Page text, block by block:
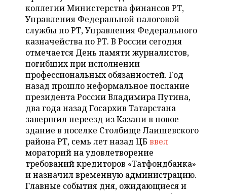
ВОЛЕЙБОЛ
КИБЕРСПОРТ
ФИГУРНОЕ КАТАНИЕ
ВОДНЫЕ ВИДЫ СПОРТА
ХОККЕЙ С МЯЧОМ
ИСТОРИЯ
КУЛЬТУРА
МЕДИЦИНА
ОБРАЗОВАНИЕ
ПРОИСШЕСТВИЯ
СПИСОК ПЕРСОН
СПИСОК КОМПАНИЙ
ПОЛНАЯ ВЕРСИЯ
коллегии Министерства финансов РТ,
Управления Федеральной налоговой
службы по РТ, Управления Федерального
казначейства по РТ. В России сегодня
отмечается День памяти журналистов,
погибших при исполнении
профессиональных обязанностей. Год
назад прошло неформальное послание
президента России Владимира Путина,
два года назад Госархив Татарстана
завершил переезд из Казани в новое
здание в поселке Столбище Лаишевского
района РТ, семь лет назад ЦБ ввел
мораторий на удовлетворение
требований кредиторов «Татфондбанка»
и назначил временную администрацию.
Главные события дня, ожидающиеся и